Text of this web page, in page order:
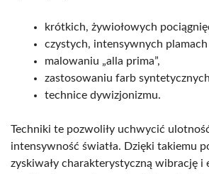
krótkich, żywiołowych
czystych, intensywnych
malowaniu „alla prima”,
zastosowaniu farb
technice dywizjonizmu.
Techniki te pozwoliły uchwycić
intensywność światła. Dzięki takiemu
zyskiwały charakterystyczną wibrację